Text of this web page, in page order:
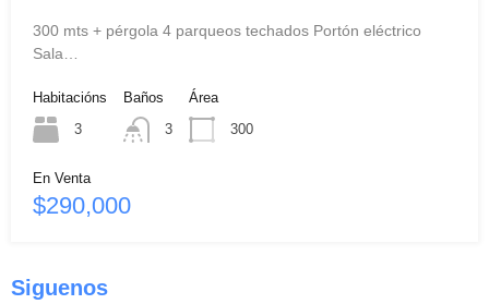
300 mts + pérgola 4 parqueos techados Portón eléctrico
Sala…
Habitacións
3
Baños
3
Área
300
En Venta
$290,000
Siguenos